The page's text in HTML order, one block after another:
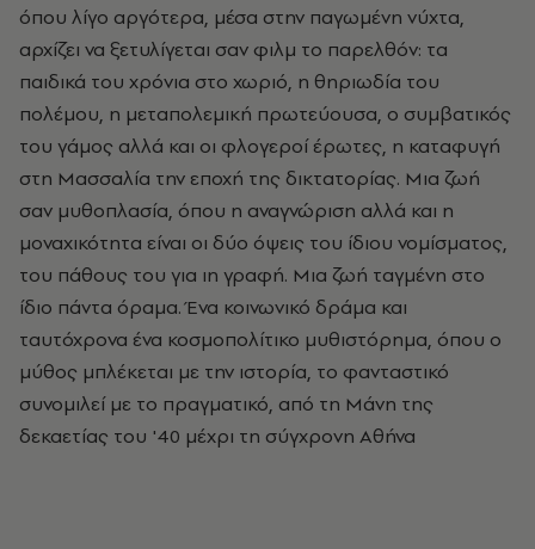
όπου λίγο αργότερα, μέσα στην παγωμένη νύχτα,
αρχίζει να ξετυλίγεται σαν φιλμ το παρελθόν: τα
παιδικά του χρόνια στο χωριό, η θηριωδία του
πολέμου, η μεταπολεμική πρωτεύουσα, ο συμβατικός
του γάμος αλλά και οι φλογεροί έρωτες, η καταφυγή
στη Μασσαλία την εποχή της δικτατορίας. Μια ζωή
σαν μυθοπλασία, όπου η αναγνώριση αλλά και η
μοναχικότητα είναι οι δύο όψεις του ίδιου νομίσματος,
του πάθους του για ιη γραφή. Μια ζωή ταγμένη στο
ίδιο πάντα όραμα. Ένα κοινωνικό δράμα και
ταυτόχρονα ένα κοσμοπολίτικο μυθιστόρημα, όπου ο
μύθος μπλέκεται με την ιστορία, το φανταστικό
συνομιλεί με το πραγματικό, από τη Μάνη της
δεκαετίας του '40 μέχρι τη σύγχρονη Αθήνα